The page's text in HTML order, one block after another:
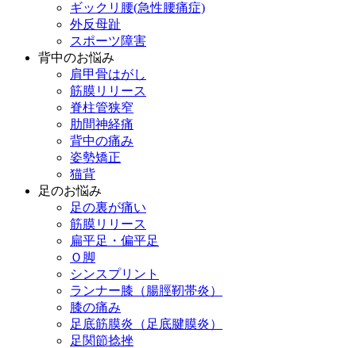
ギックリ腰(急性腰痛症)
外反母趾
スポーツ障害
背中のお悩み
肩甲骨はがし
筋膜リリース
脊柱管狭窄
肋間神経痛
背中の痛み
姿勢矯正
猫背
足のお悩み
足の裏が痛い
筋膜リリース
扁平足・偏平足
Ｏ脚
シンスプリント
ランナー膝（腸脛靭帯炎）
膝の痛み
足底筋膜炎（足底腱膜炎）
足関節捻挫